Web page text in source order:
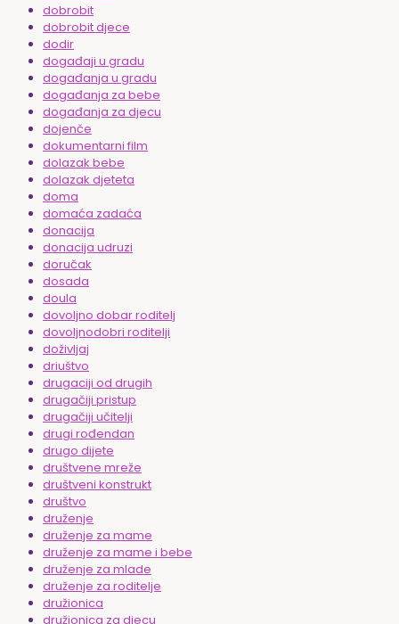
dobrobit
dobrobit djece
dodir
događaji u gradu
događanja u gradu
događanja za bebe
događanja za djecu
dojenče
dokumentarni film
dolazak bebe
dolazak djeteta
doma
domaća zadaća
donacija
donacija udruzi
doručak
dosada
doula
dovoljno dobar roditelj
dovoljnodobri roditelji
doživljaj
driuštvo
drugaciji od drugih
drugačiji pristup
drugačiji učitelji
drugi rođendan
drugo dijete
društvene mreže
društveni konstrukt
društvo
druženje
druženje za mame
druženje za mame i bebe
druženje za mlade
druženje za roditelje
družionica
družionica za djecu